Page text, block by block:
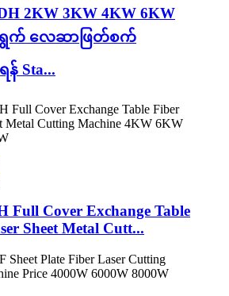
2KW 3KW 4KW 6KW
က် လေဆာဖြတ်စက်
န် Sta...
Full Cover Exchange Table
Sheet Metal Cutt...